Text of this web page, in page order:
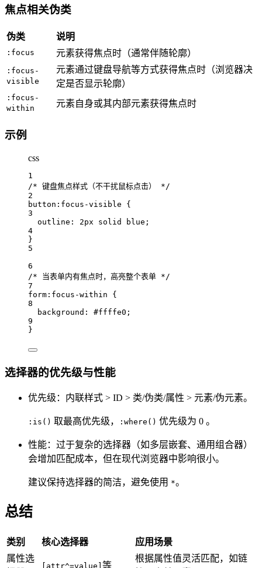
焦点相关伪类
伪类 说明
:focus 元素获得焦点时（通常伴随轮廓）
:focus-
visible
元素通过键盘导航等方式获得焦点时（浏览器决
定是否显示轮廓）
:focus-
within
元素自身或其内部元素获得焦点时
示例
css
1
/* 键盘焦点样式（不干扰鼠标点击） */
2
button :focus-visible {
3
outline: 2px solid blue ;
4
}
5
6
/* 当表单内有焦点时，高亮整个表单 */
7
form :focus-within {
8
background: #ffffe0 ;
9
}
选择器的优先级与性能
优先级：内联样式 > ID > 类/伪类/属性 > 元素/伪元素。
:is() 取最高优先级， :where() 优先级为 0 。
性能：过于复杂的选择器（如多层嵌套、通用组合器）
会增加匹配成本，但在现代浏览器中影响很小。
建议保持选择器的简洁，避免使用 *。
总结
类别 核心选择器
应用场景
属性选
[attr^=value] 等
根据属性值灵活匹配，如链